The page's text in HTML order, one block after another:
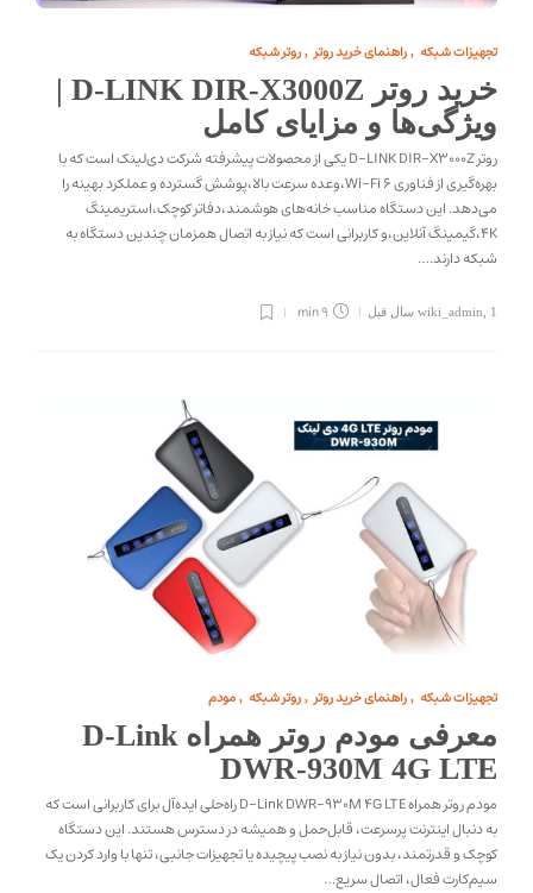
تجهیزات شبکه , راهنمای خرید روتر , روتر شبکه
خرید روتر D-LINK DIR-X3000Z |
ویژگی‌ها و مزایای کامل
روتر D-LINK DIR-X3000Z یکی از محصولات پیشرفته شرکت دی‌لینک است که با
بهره‌گیری از فناوری Wi-Fi 6،وعده سرعت بالا،پوشش گسترده و عملکرد بهینه را
می‌دهد. این دستگاه مناسب خانه‌های هوشمند،دفاتر کوچک،استریمینگ
4K،گیمینگ آنلاین،و کاربرانی است که نیاز به اتصال همزمان چندین دستگاه به
شبکه دارند….
wiki_admin 1 سال قبل 9 min
تجهیزات شبکه , راهنمای خرید روتر , روتر شبکه , مودم
معرفی مودم روتر همراه D-Link
DWR-930M 4G LTE
مودم روتر همراه D-Link DWR-930M 4G LTE راه‌حلی ایده‌آل برای کاربرانی است که
به دنبال اینترنت پرسرعت، قابل‌حمل و همیشه در دسترس هستند. این دستگاه
کوچک و قدرتمند، بدون نیاز به نصب پیچیده یا تجهیزات جانبی، تنها با وارد کردن یک
سیم‌کارت فعال، اتصال سریع…